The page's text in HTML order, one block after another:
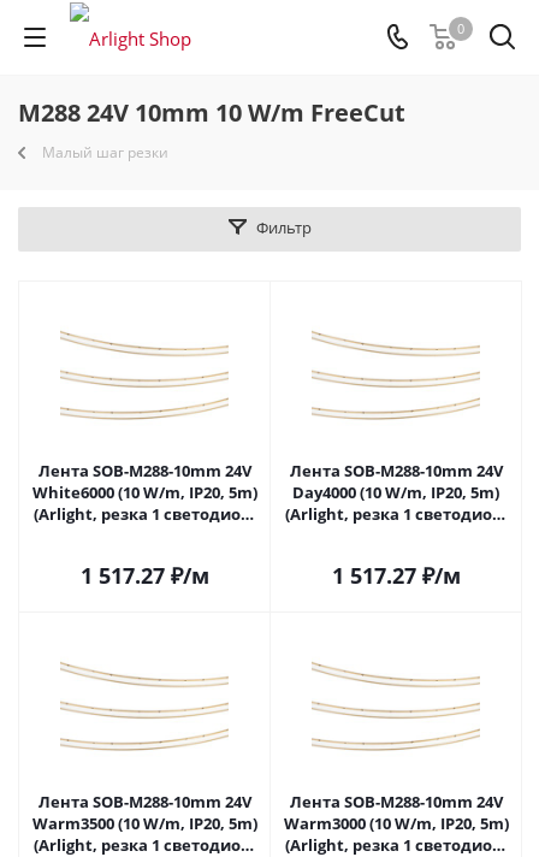
0
M288 24V 10mm 10 W/m FreeCut
Малый шаг резки
Фильтр
Лента SOB-M288-10mm 24V
White6000 (10 W/m, IP20, 5m)
(Arlight, резка 1 светодиод)
1 517.27₽/м
Лента SOB-M288-10mm 24V
Day4000 (10 W/m, IP20, 5m)
(Arlight, резка 1 светодиод)
1 517.27₽/м
Лента SOB-M288-10mm 24V
Warm3500 (10 W/m, IP20, 5m)
(Arlight, резка 1 светодиод)
Лента SOB-M288-10mm 24V
Warm3000 (10 W/m, IP20, 5m)
(Arlight, резка 1 светодиод)